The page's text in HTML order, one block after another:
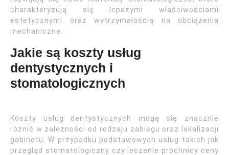
charakteryzują się lepszymi właściwościami
estetycznymi oraz wytrzymałością na obciążenia
mechaniczne.
Jakie są koszty usług
dentystycznych i
stomatologicznych
Koszty usług dentystycznych mogą się znacznie
różnić w zależności od rodzaju zabiegu oraz lokalizacji
gabinetu. W przypadku podstawowych usług takich jak
przegląd stomatologiczny czy leczenie próchnicy ceny